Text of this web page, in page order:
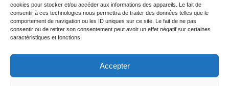
cookies pour stocker et/ou accéder aux informations des appareils. Le fait de
consentir à ces technologies nous permettra de traiter des données telles que le
comportement de navigation ou les ID uniques sur ce site. Le fait de ne pas
consentir ou de retirer son consentement peut avoir un effet négatif sur certaines
caractéristiques et fonctions.
Accepter